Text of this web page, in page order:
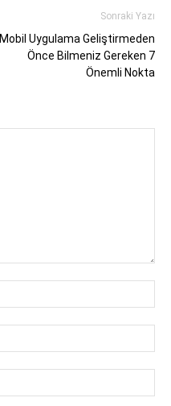
Sonraki Yazı
Mobil Uygulama Geliştirmeden
Önce Bilmeniz Gereken 7
Önemli Nokta